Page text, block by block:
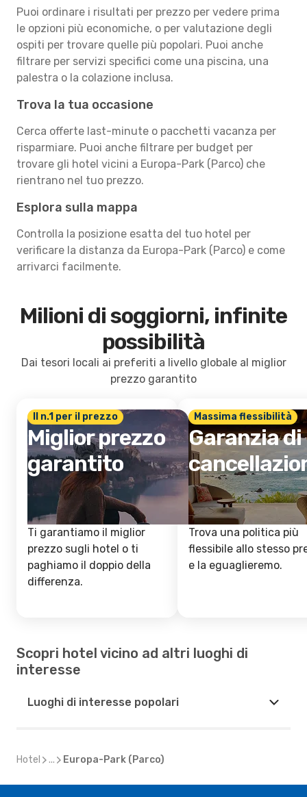
Puoi ordinare i risultati per prezzo per vedere prima
le opzioni più economiche, o per valutazione degli
ospiti per trovare quelle più popolari. Puoi anche
filtrare per servizi specifici come una piscina, una
palestra o la colazione inclusa.
Trova la tua occasione
Cerca offerte last-minute o pacchetti vacanza per
risparmiare. Puoi anche filtrare per budget per
trovare gli hotel vicini a Europa-Park (Parco) che
rientrano nel tuo prezzo.
Esplora sulla mappa
Controlla la posizione esatta del tuo hotel per
verificare la distanza da Europa-Park (Parco) e come
arrivarci facilmente.
Milioni di soggiorni, infinite
possibilità
Dai tesori locali ai preferiti a livello globale al miglior
prezzo garantito
Il n.1 per il prezzo
Miglior prezzo
garantito
Ti garantiamo il miglior
prezzo sugli hotel o ti
paghiamo il doppio della
differenza.
Massima flessibilità
Garanzia di
Trova una politica più
flessibile allo stesso
e la eguaglieremo.
Scopri hotel vicino ad altri luoghi di
interesse
Luoghi di interesse popolari
Hotel ... Europa-Park (Parco)